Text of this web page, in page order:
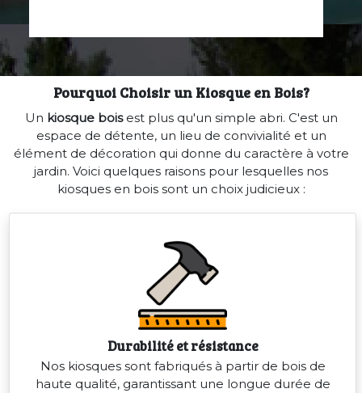
Pourquoi Choisir un Kiosque en Bois?
Un kiosque boisest plus qu'un simple abri. C'est un
espace de détente, un lieu de convivialité et un
élément de décoration qui donne du caractère à votre
jardin. Voici quelques raisons pour lesquelles nos
kiosques en bois sont un choix judicieux :
Durabilité et résistance
Nos kiosques sont fabriqués à partir de bois de
haute qualité, garantissant une longue durée de